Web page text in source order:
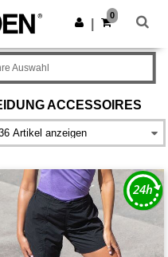
App holen
0
ACCESSOIRES
Auswahl